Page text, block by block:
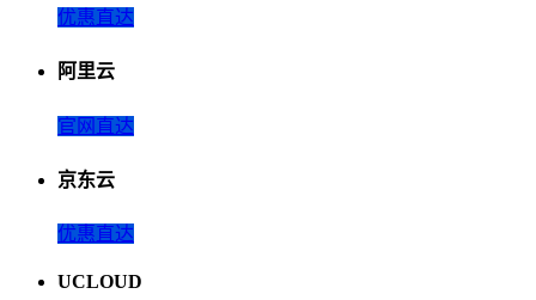
优惠直达
阿里云
官网直达
京东云
优惠直达
UCLOUD